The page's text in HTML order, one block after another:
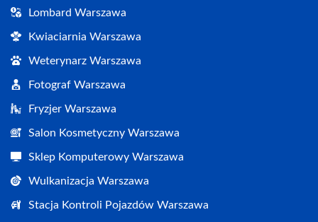
Lombard Warszawa
Kwiaciarnia Warszawa
Weterynarz Warszawa
Fotograf Warszawa
Fryzjer Warszawa
Salon Kosmetyczny Warszawa
Sklep Komputerowy Warszawa
Wulkanizacja Warszawa
Stacja Kontroli Pojazdów Warszawa